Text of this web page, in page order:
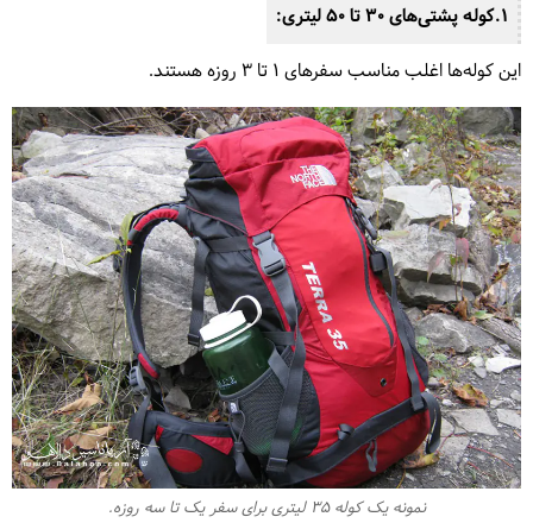
1.کوله پشتی‌های 30 تا 50 لیتری:
این کوله‌ها اغلب مناسب سفرهای 1 تا 3 روزه هستند.
نمونه یک کوله 35 لیتری برای سفر یک تا سه روزه.